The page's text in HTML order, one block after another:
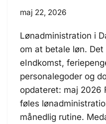
maj 22, 2026
Lønadministration i
om at betale løn.
eIndkomst,
personalegoder og
opdateret: maj 2026
føles
månedlig rutine.